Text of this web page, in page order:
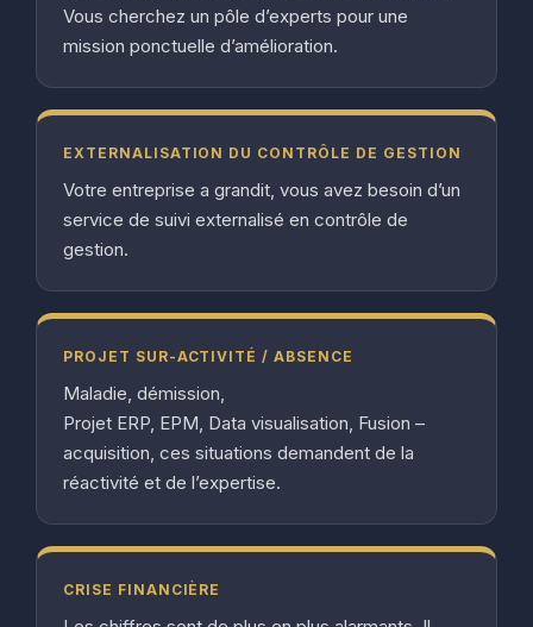
Vous cherchez un pôle d’experts pour une
mission ponctuelle d’amélioration.
EXTERNALISATION DU CONTRÔLE DE GESTION
Votre entreprise a grandit, vous avez besoin d’un
service de suivi externalisé en contrôle de
gestion.
PROJET SUR-ACTIVITÉ / ABSENCE
Maladie, démission,
Projet ERP, EPM, Data visualisation, Fusion –
acquisition, ces situations demandent de la
réactivité et de l’expertise.
CRISE FINANCIÈRE